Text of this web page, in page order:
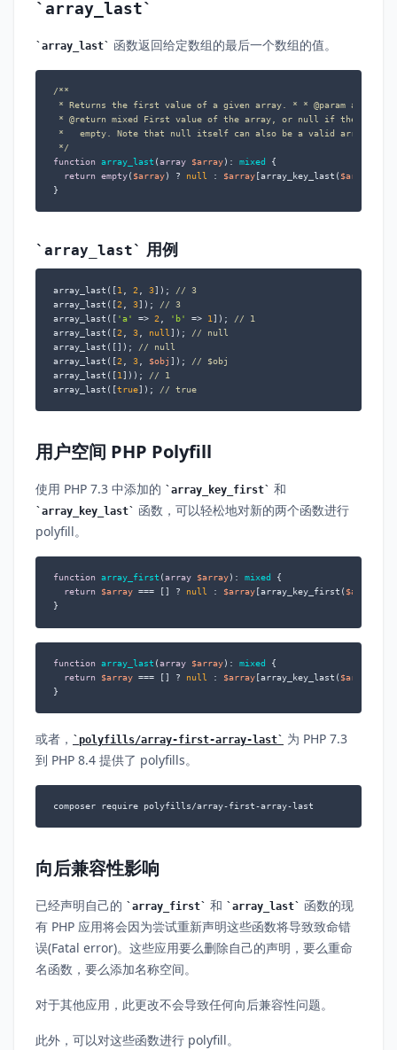
array_last
array_last 函数返回给定数组的最后一个数组的值。
/**
* Returns the first value of a given array. * * @param array
* @return mixed First value of the array, or null if the
*   empty. Note that null itself can also be a valid array
*/
function
array_last (array $array): mixed
{
return
empty( $array) ? null : $array[array_key_last( $array
}
array_last 用例
array_last([1 2 3]);
// 3
array_last([2 3]);
// 3
array_last([ 'a' => 2 'b' => 1 ]);
// 1
array_last([2 3, null ]);
// null
array_last([]);
// null
array_last([2 3, $obj ]);
// $obj
array_last([1 ]));
// 1
array_last([true]); // true
用户空间 PHP Polyfill
使用 PHP 7.3 中添加的 array_key_first 和
array_key_last
函数，可以轻松地对新的两个函数进行
polyfill。
function array_first (array $array): mixed
{
return
$array === [] ? null : $array[array_key_first( $array
}
function array_last (array $array): mixed
{
return
$array === [] ? null : $array[array_key_last( $array
}
或者， polyfills/array-first-array-last
为 PHP 7.3
到 PHP 8.4 提供了 polyfills。
composer require polyfills/array-first-array-last
向后兼容性影响
已经声明自己的 array_first 和 array_last
函数的现
有 PHP 应用将会因为尝试重新声明这些函数将导致致命错
误(Fatal error)。这些应用要么删除自己的声明，要么重命
名函数，要么添加名称空间。
对于其他应用，此更改不会导致任何向后兼容性问题。
此外，可以对这些函数进行 polyfill。